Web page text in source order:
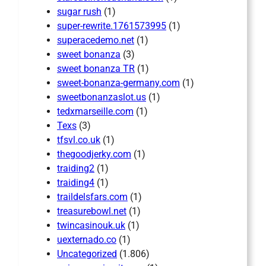
sugar rush (1)
super-rewrite.1761573995 (1)
superacedemo.net (1)
sweet bonanza (3)
sweet bonanza TR (1)
sweet-bonanza-germany.com (1)
sweetbonanzaslot.us (1)
tedxmarseille.com (1)
Texs (3)
tfsvl.co.uk (1)
thegoodjerky.com (1)
traiding2 (1)
traiding4 (1)
traildelsfars.com (1)
treasurebowl.net (1)
twincasinouk.uk (1)
uexternado.co (1)
Uncategorized (1.806)